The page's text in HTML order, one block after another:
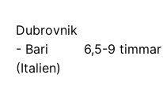
Dubrovnik
- Bari
(Italien)
6,5-9 timmar